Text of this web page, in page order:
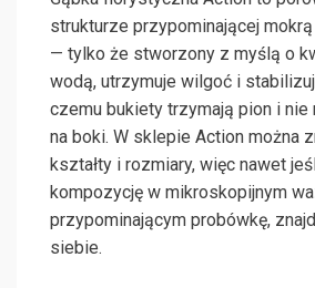
strukturze przypominającej
— tylko że stworzony z myślą o
wodą, utrzymuje wilgoć i
czemu bukiety trzymają pion i nie
na boki. W sklepie Action można
kształty i rozmiary, więc nawet
kompozycję w mikroskopijnym
przypominającym probówkę,
siebie.